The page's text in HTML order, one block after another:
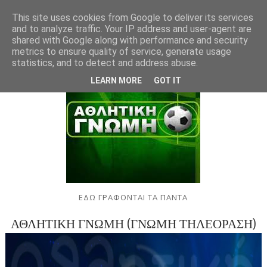
ΕΔΩ ΓΡΑΦΟΝΤΑΙ ΤΑ ΠΑΝΤΑ
ΑΘΛΗΤΙΚΗ ΓΝΩΜΗ (ΓΝΩΜΗ ΤΗΛΕΟΡΑΣΗ)
This site uses cookies from Google to deliver its services
and to analyze traffic. Your IP address and user-agent are
shared with Google along with performance and security
metrics to ensure quality of service, generate usage
statistics, and to detect and address abuse.
LEARN MORE GOT IT